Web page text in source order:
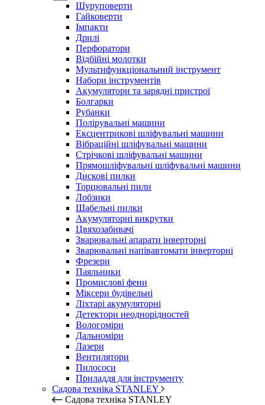
Шуруповерти
Гайковерти
Імпакти
Дрилі
Перфоратори
Відбійні молотки
Мультифункціональний інструмент
Набори інструментів
Акумулятори та зарядні пристрої
Болгарки
Рубанки
Полірувальні машини
Ексцентрикові шліфувальні машини
Вібраційні шліфувальні машини
Стрічкові шліфувальні машини
Прямошліфувальні шліфувальні машини
Дискові пилки
Торцювальні пили
Лобзики
Шабельні пилки
Акумуляторні викрутки
Цвяхозабивачі
Зварювальні апарати інверторні
Зварювальні напівавтомати інверторні
Фрезери
Паяльники
Промислові фени
Міксери будівельні
Ліхтарі акумуляторні
Детектори неоднорідностей
Вологоміри
Дальноміри
Лазери
Вентилятори
Пилососи
Приладдя для інструменту
Садова техніка STANLEY
Садова техніка STANLEY